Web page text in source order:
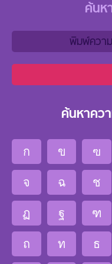
ค้นห
ค้นหาคว
ก ข ฃ
จ
ฉ ช
ฏ
ฐ ฑ
ถ
ท ธ